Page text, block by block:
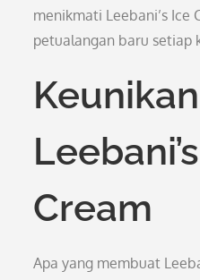
menikmati Leebani’s Ice
petualangan baru setiap
Keunikan
Cream
Apa yang membuat